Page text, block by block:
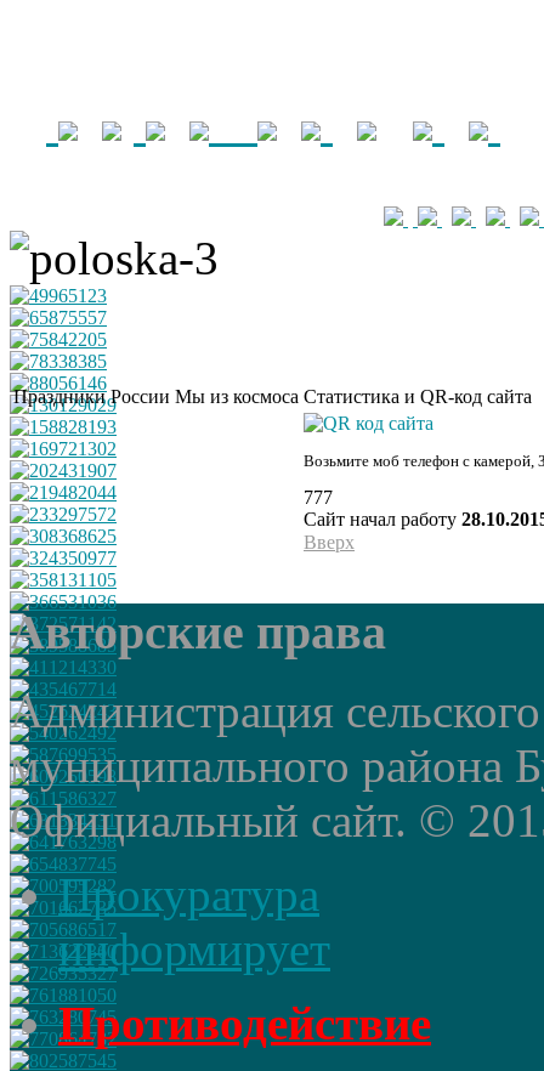
Праздники России Мы из космоса Статистика и QR-код сайта
Возьмите моб телефон с камерой,
777
Сайт начал работу
Вверх
Авторские права
Администрация
муниципального района
Официальный сайт. ©
Прокуратура
информирует
Противодействие